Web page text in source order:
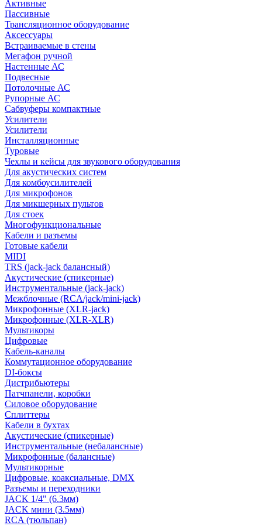
Активные
Пассивные
Трансляционное оборудование
Аксессуары
Встраиваемые в стены
Мегафон ручной
Настенные АС
Подвесные
Потолочные АС
Рупорные АС
Сабвуферы компактные
Усилители
Усилители
Инсталляционные
Туровые
Чехлы и кейсы для звукового оборудования
Для акустических систем
Для комбоусилителей
Для микрофонов
Для микшерных пультов
Для стоек
Многофункциональные
Кабели и разъемы
Готовые кабели
MIDI
TRS (jack-jack балансный)
Акустические (спикерные)
Инструментальные (jack-jack)
Межблочные (RCA/jack/mini-jack)
Микрофонные (XLR-jack)
Микрофонные (XLR-XLR)
Мультикоры
Цифровые
Кабель-каналы
Коммутационное оборудование
DI-боксы
Дистрибьютеры
Патчпанели, коробки
Силовое оборудование
Сплиттеры
Кабели в бухтах
Акустические (спикерные)
Инструментальные (небалансные)
Микрофонные (балансные)
Мультикорные
Цифровые, коаксиальные, DMX
Разъемы и переходники
JACK 1/4" (6.3мм)
JACK мини (3.5мм)
RCA (тюльпан)